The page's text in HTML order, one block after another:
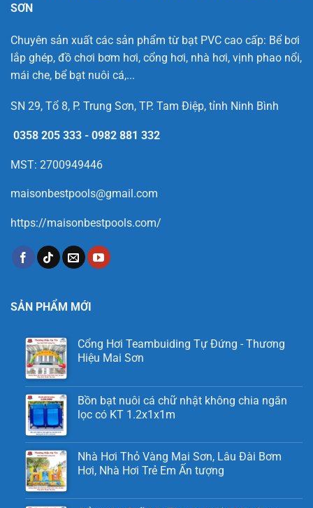
SƠN
Chuyên sản xuất các sản phẩm từ bạt PVC cao cấp: Bể bơi
lắp ghép, đồ chơi bơm hơi, cổng hơi, nhà hơi, vịnh phao nổi,
mái che, bể bạt nuôi cá,...
SN 29, Tổ 8, P. Trung Sơn, TP. Tam Điệp, tỉnh Ninh Bình
0358 205 333 - 0982 881 332
MST: 2700949446
maisonbestpools@gmail.com
https://maisonbestpools.com/
SẢN PHẨM MỚI
Cổng Hơi Teambuiding Tự Đứng - Thương
Hiệu Mai Sơn
Bồn bạt nuôi cá chữ nhật không chia ngăn
lọc có KT 1.2x1x1m
Nhà Hơi Thỏ Vàng Mai Sơn, Lâu Đài Bơm
Hơi, Nhà Hơi Trẻ Em Ấn tượng